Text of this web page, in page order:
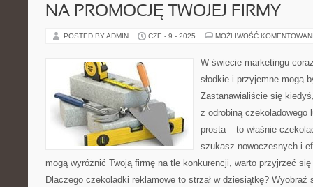
NA PROMOCJĘ TWOJEJ FIRMY
POSTED BY ADMIN CZE - 9 - 2025 MOŻLIWOŚĆ
W świecie marketingu
słodkie i przyjemne mogą
Zastanawialiście się
z odrobiną czekoladowego
prosta – to właśnie
szukasz nowoczesnych i
mogą wyróżnić Twoją firmę na tle konkurencji, warto przyjrzeć
Dlaczego czekoladki reklamowe to strzał w dziesiątkę?